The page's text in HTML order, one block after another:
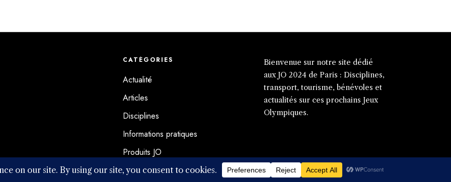
CATÉGORIES
Actualité
Articles
Disciplines
Informations pratiques
Produits JO
Bienvenue sur notre site dédié
aux JO 2024 de Paris : Disciplines,
transport, tourisme, bénévoles et
actualités sur ces prochains Jeux
Olympiques.